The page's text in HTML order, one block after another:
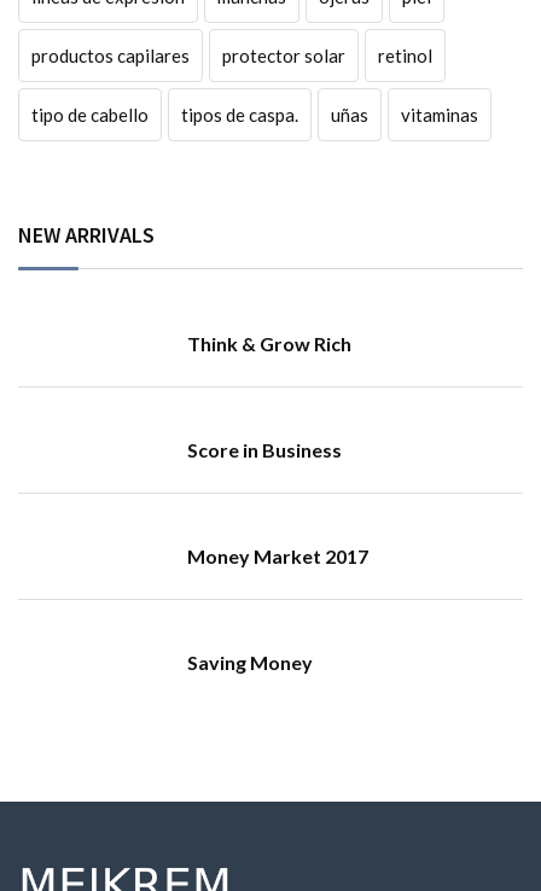
productos capilares protector solar retinol
tipo de cabello tipos de caspa. uñas vitaminas
NEW ARRIVALS
Think & Grow Rich
Score in Business
Money Market 2017
Saving Money